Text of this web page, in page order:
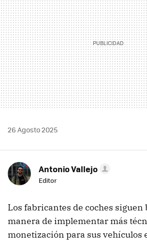
26 Agosto 2025
Antonio Vallejo
Editor
Los fabricantes de coches siguen
manera de implementar más
monetización para sus vehículos